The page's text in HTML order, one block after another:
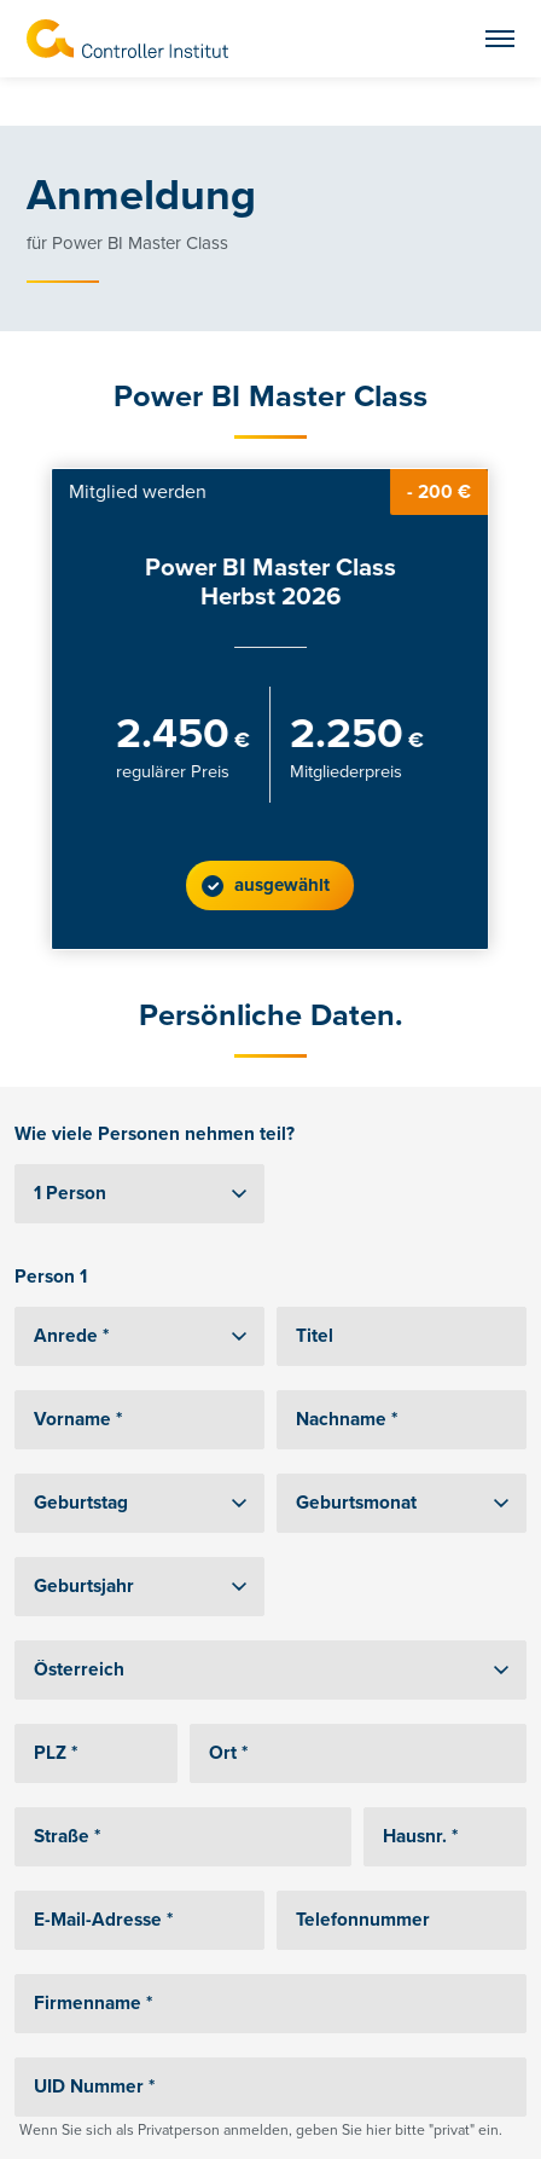
Anmeldung
für Power BI Master Class
Power BI Master Class
Mitglied werden - 200 €
Power BI Master Class
Herbst 2026
2.450 €
regulärer Preis
2.250 €
Mitgliederpreis
ausgewählt
Persönliche Daten.
Wie viele Personen nehmen teil?
Person 1
Wenn Sie sich als Privatperson anmelden, geben Sie hier bitte "privat" ein.